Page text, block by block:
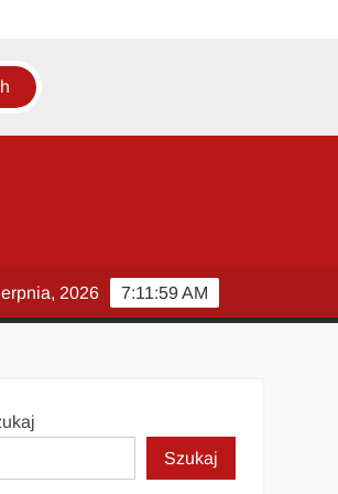
tytułów zachowujących sens oryginału: 1.
7:11:59 AM
2026
Szukaj